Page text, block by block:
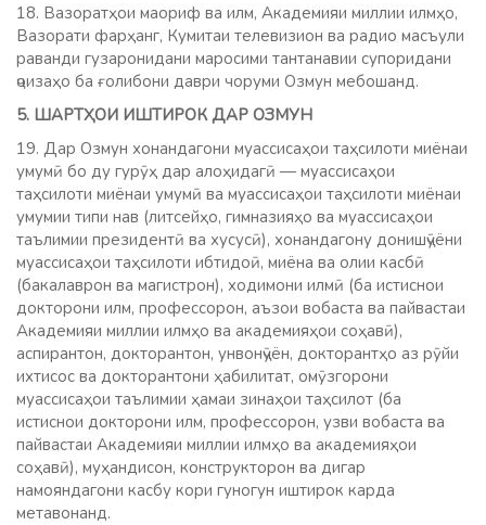
18. Вазоратҳои маориф ва илм, Академияи миллии илмҳо,
Вазорати фарҳанг, Кумитаи телевизион ва радио масъули
раванди гузаронидани маросими тантанавии супоридани
ҷоизаҳо ба ғолибони даври чоруми Озмун мебошанд.
5. ШАРТҲОИ ИШТИРОК ДАР ОЗМУН
19. Дар Озмун хонандагони муассисаҳои таҳсилоти миёнаи
умумӣ бо ду гурӯҳ дар алоҳидагӣ — муассисаҳои
таҳсилоти миёнаи умумӣ ва муассисаҳои таҳсилоти миёнаи
умумии типи нав (литсейҳо, гимназияҳо ва муассисаҳои
таълимии президентӣ ва хусусӣ), хонандагону донишҷӯёни
муассисаҳои таҳсилоти ибтидоӣ, миёна ва олии касбӣ
(бакалаврон ва магистрон), ходимони илмӣ (ба истиснои
докторони илм, профессорон, аъзои вобаста ва пайвастаи
Академияи миллии илмҳо ва академияҳои соҳавӣ),
аспирантон, докторантон, унвонҷӯён, докторантҳо аз рӯйи
ихтисос ва докторантони ҳабилитат, омӯзгорони
муассисаҳои таълимии ҳамаи зинаҳои таҳсилот (ба
истиснои докторони илм, профессорон, узви вобаста ва
пайвастаи Академияи миллии илмҳо ва академияҳои
соҳавӣ), муҳандисон, конструкторон ва дигар
намояндагони касбу кори гуногун иштирок карда
метавонанд.